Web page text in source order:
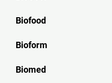
Biofood
Bioform
Biomed